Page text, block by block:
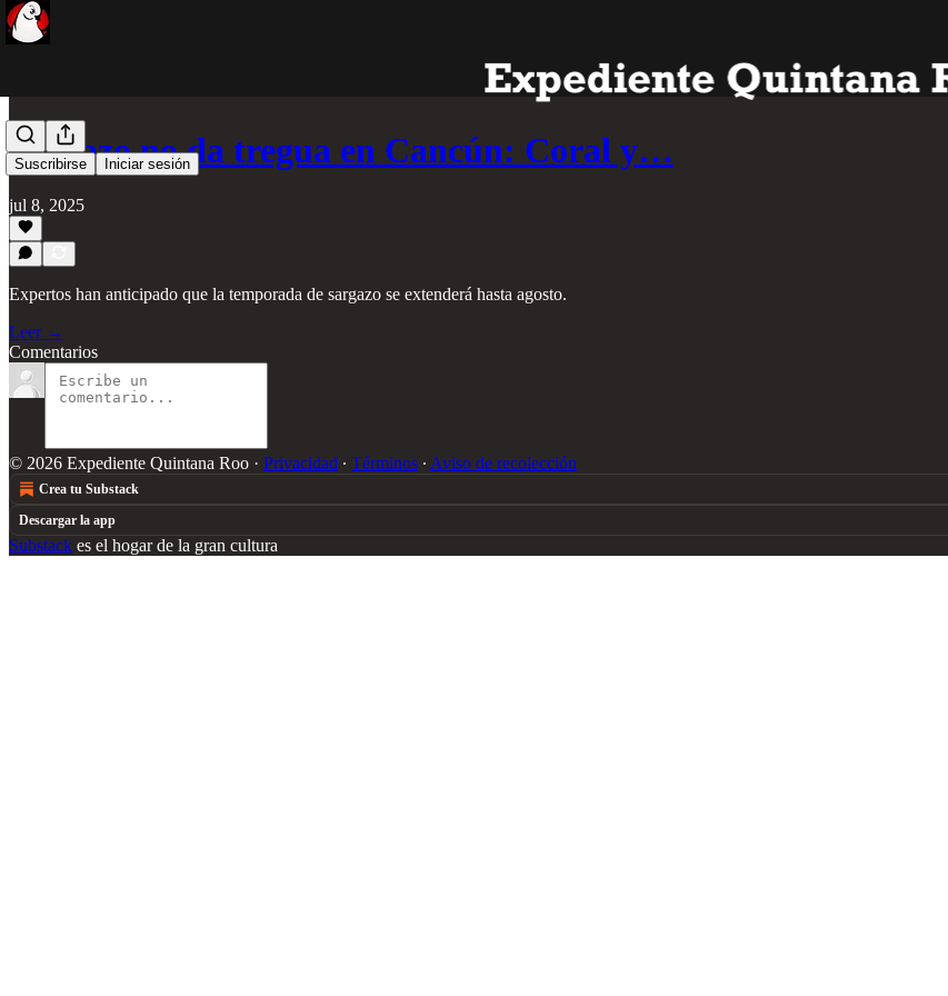
Suscribirse Iniciar sesión
Sargazo no da tregua en Cancún: Coral y…
jul 8, 2025
Expertos han anticipado que la temporada de sargazo se extenderá hasta agosto.
Leer →
Comentarios
© 2026 Expediente Quintana Roo · Privacidad ∙ Términos ∙ Aviso de recolección
Crea tu Substack
Descargar la app
Substack es el hogar de la gran cultura